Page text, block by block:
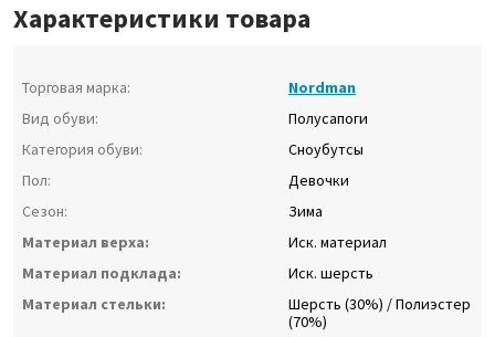
Характеристики товара
Торговая марка:
Nordman
Вид обуви:
Полусапоги
Категория обуви:
Сноубутсы
Пол:
Девочки
Сезон:
Зима
Материал верха:
Иск. материал
Материал подклада:
Иск. шерсть
Материал стельки:
Шерсть (30%) / Полиэстер
(70%)